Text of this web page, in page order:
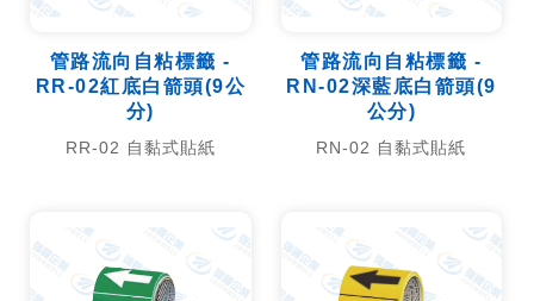
管路流向自粘標籤 -
RR-02紅底白箭頭(9公
分)
RR-02 自黏式貼紙
管路流向自粘標籤 -
RN-02深藍底白箭頭(9
公分)
RN-02 自黏式貼紙